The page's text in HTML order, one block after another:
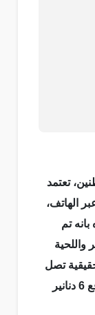
تعتمد
الهاتف،
تم
واللحية
تصل
الى نحو 50 دينارا، الا ان المطلوب فقط دفع 6 دنانير